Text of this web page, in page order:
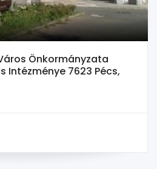
Önkormányzata
Intézménye 7623 Pécs,